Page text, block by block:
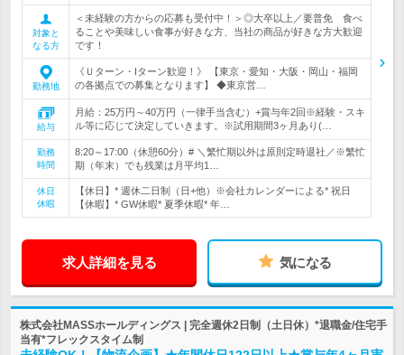
対象と
なる方
＜未経験の方からの応募も受付中！＞◎大卒以上／要普免 食べ
ることや美味しい食事が好きな方、当社の商品が好きな方大歓迎
です！
勤務地
《Ｕターン・Iターン歓迎！》 【東京・愛知・大阪・岡山・福岡
の各拠点での募集となります】 ◆東京営…
給与
月給：25万円～40万円（一律手当含む）+賞与年2回※経験・スキ
ル等に応じて決定していきます。※試用期間3ヶ月あり(…
勤務
時間
8:20～17:00（休憩60分）# ＼繁忙期以外は原則定時退社／※繁忙
期（年末）でも残業は月平均1…
休日
休暇
【休日】* 週休二日制（日+他）※会社カレンダーによる* 祝日
【休暇】* GW休暇* 夏季休暇* 年…
求人詳細を見る 気になる
株式会社MASSホールディングス | 完全週休2日制（土日休）*退職金/住宅手
当有*フレックスタイム制